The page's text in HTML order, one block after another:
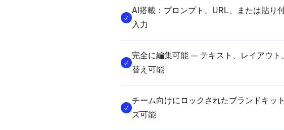
AI搭載：プロンプト、URL、または貼り
入力
完全に編集可能 — テキスト、レイアウ
替え可能
チーム向けにロックされたブランドキッ
ズ可能